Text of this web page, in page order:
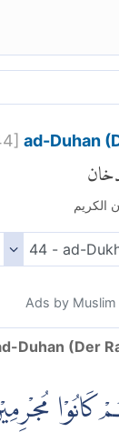
] ad-Duhan
الكريم
Ads by
Duhan (Der
كَانُوْا